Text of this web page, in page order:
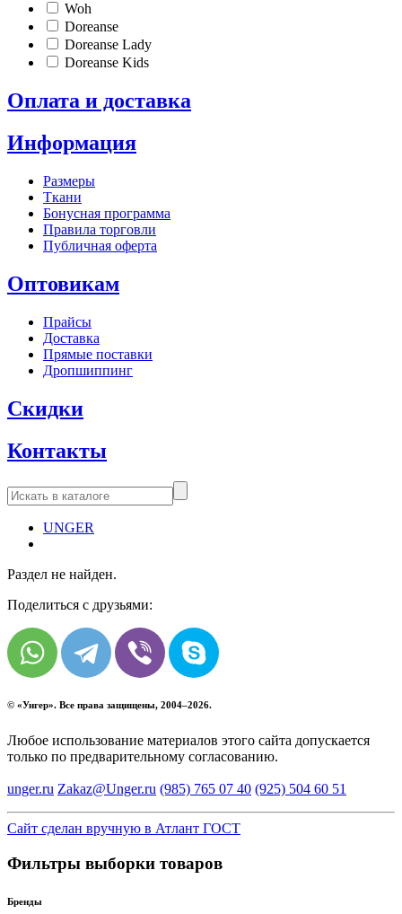
Woh
Doreanse
Doreanse Lady
Doreanse Kids
Оплата и доставка
Информация
Размеры
Ткани
Бонусная программа
Правила торговли
Публичная оферта
Оптовикам
Прайсы
Доставка
Прямые поставки
Дропшиппинг
Скидки
Контакты
UNGER
Раздел не найден.
Поделиться с друзьями:
© «Унгер». Все права защищены, 2004–2026.
Любое использование материалов этого сайта допускается
только по предварительному согласованию.
unger.ru Zakaz@Unger.ru (985) 765 07 40 (925) 504 60 51
Сайт сделан вручную в Атлант ГОСТ
Фильтры выборки товаров
Бренды